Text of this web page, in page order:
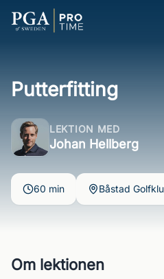
Putterfitting
LEKTION MED
Johan Hellberg
60 min Båstad
Om lektionen